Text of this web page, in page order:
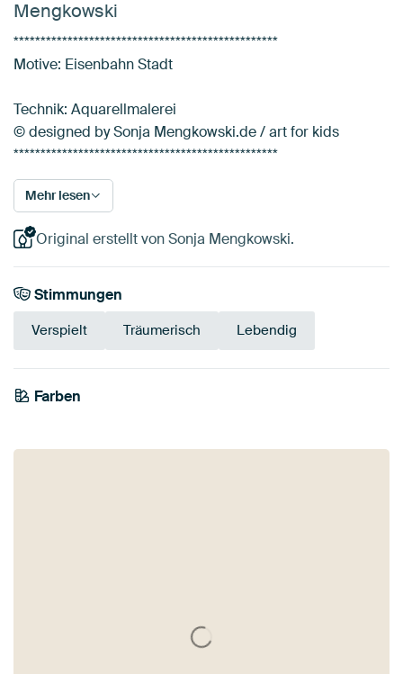
Mengkowski
*************************************************
Motive: Eisenbahn Stadt
Technik: Aquarellmalerei
© designed by Sonja Mengkowski.de / art for kids
*************************************************
Mehr lesen
Original erstellt von Sonja Mengkowski.
Stimmungen
Verspielt Träumerisch Lebendig
Farben
Teal
Terrakotta
Grün